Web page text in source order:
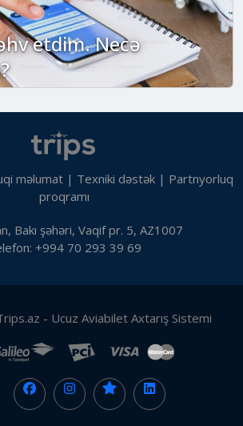
etdim. Necə
məlumat | Texniki dəstək | Partnyorluq
proqramı
Bakı şəhəri, Vaqif pr. 5, AZ1007
+994 70 293 39 69
- Ucuz Aviabilet Axtarış Sistemi